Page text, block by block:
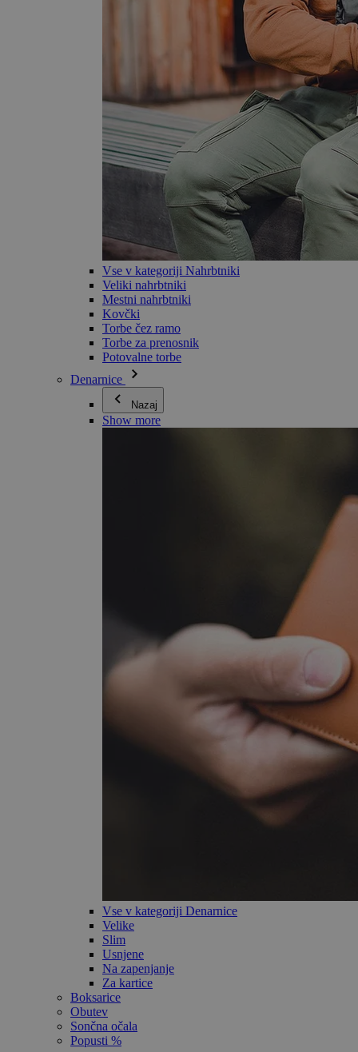
Vse v kategoriji Nahrbtniki
Veliki nahrbtniki
Mestni nahrbtniki
Kovčki
Torbe čez ramo
Torbe za prenosnik
Potovalne torbe
Denarnice
Nazaj
Show more
Vse v kategoriji Denarnice
Velike
Slim
Usnjene
Na zapenjanje
Za kartice
Boksarice
Obutev
Sončna očala
Popusti %